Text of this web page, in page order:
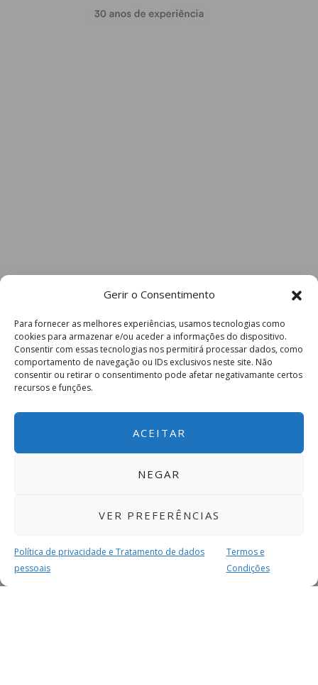
Gerir o Consentimento
Para fornecer as melhores experiências, usamos tecnologias como
cookies para armazenar e/ou aceder a informações do dispositivo.
Consentir com essas tecnologias nos permitirá processar dados, como
comportamento de navegação ou IDs exclusivos neste site. Não
consentir ou retirar o consentimento pode afetar negativamante certos
recursos e funções.
ACEITAR
NEGAR
VER PREFERÊNCIAS
Política de privacidade e Tratamento de dados
pessoais
Termos e
Condições